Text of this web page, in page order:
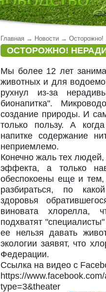
Главная → Новости → Осторожно!
ОСТОРОЖНО!
Мы более 12 лет
животных и для
рухнул из-за
бионапитка".
создание природы. И
только пользу. А
напитке содержание
неприемлемо.
Конечно жаль тех
эффекта, а только
обеспокоены еще и
разбираться, по
здоровья
виновата хлорелла,
подхватят
ее нельзя давать
экологии заявят, что
Федерации.
Ссылка на видео с
https://
type=3&theater